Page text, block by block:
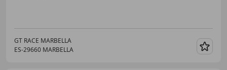
GT RACE MARBELLA
ES-29660 MARBELLA